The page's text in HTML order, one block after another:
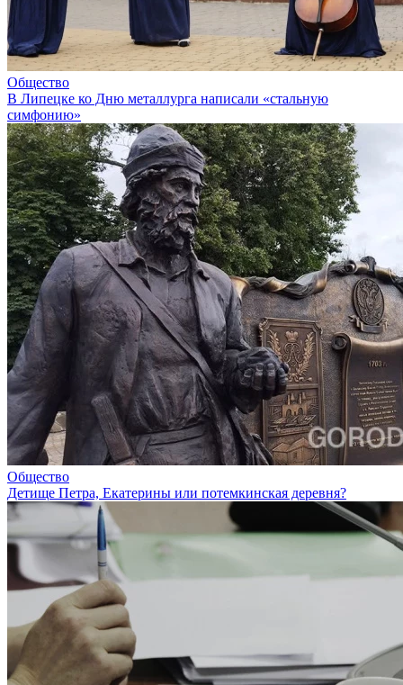
Общество
В Липецке ко Дню металлурга написали «стальную
симфонию»
Общество
Детище Петра, Екатерины или потемкинская деревня?